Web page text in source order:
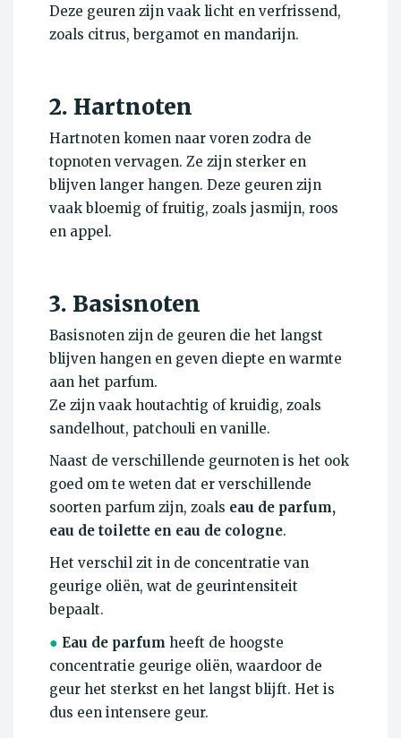
Deze geuren zijn vaak licht en verfrissend,
zoals citrus, bergamot en mandarijn.
2. Hartnoten
Hartnoten komen naar voren zodra de
topnoten vervagen. Ze zijn sterker en
blijven langer hangen. Deze geuren zijn
vaak bloemig of fruitig, zoals jasmijn, roos
en appel.
3. Basisnoten
Basisnoten zijn de geuren die het langst
blijven hangen en geven diepte en warmte
aan het parfum.
Ze zijn vaak houtachtig of kruidig, zoals
sandelhout, patchouli en vanille.
Naast de verschillende geurnoten is het ook
goed om te weten dat er verschillende
soorten parfum zijn, zoals eau de parfum,
eau de toilette en eau de cologne.
Het verschil zit in de concentratie van
geurige oliën, wat de geurintensiteit
bepaalt.
● Eau de parfum heeft de hoogste
concentratie geurige oliën, waardoor de
geur het sterkst en het langst blijft. Het is
dus een intensere geur.